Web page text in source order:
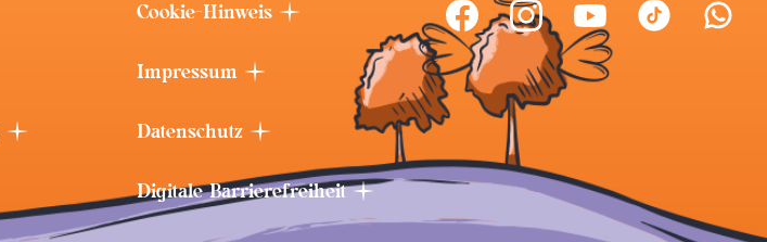
Cookie-Hinweis
Impressum
Datenschutz
Digitale Barrierefreiheit